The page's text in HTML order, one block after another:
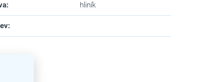
: hliník
: